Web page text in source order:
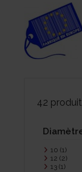
42
10 (1)
12 (2)
13 (1)